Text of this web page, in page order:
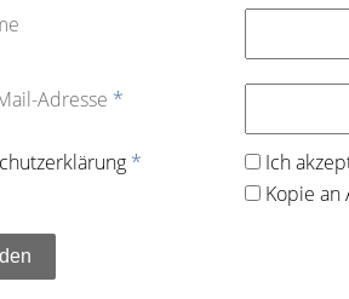
Adresse *
* Ich
Kopie an